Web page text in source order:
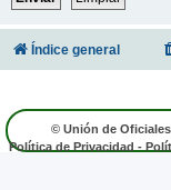
Índice general
© Unión de
Política de Privacidad -